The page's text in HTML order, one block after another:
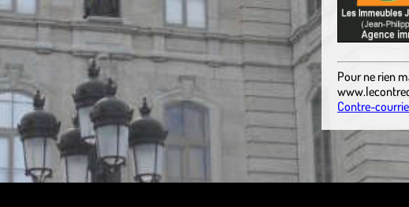
Pour ne rien
Contre-